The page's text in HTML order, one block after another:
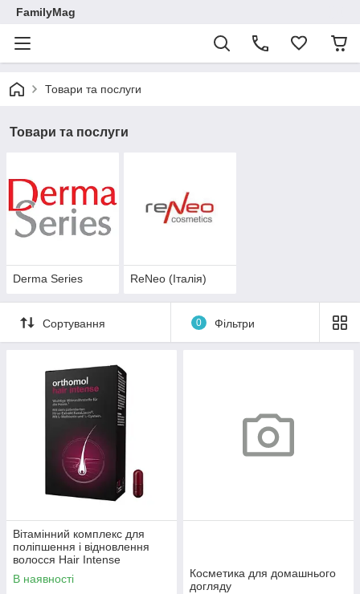
FamilyMag
Товари та послуги
Товари та послуги
Derma Series ReNeo (Італія)
Сортування 0 Фільтри
Вітамінний комплекс для
поліпшення і відновлення
волосся Hair Intense
Orthomol 60 шт
В наявності
Косметика для домашнього
догляду